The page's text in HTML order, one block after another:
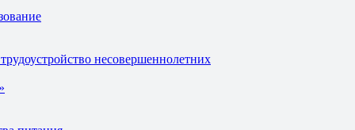
несовершеннолетних